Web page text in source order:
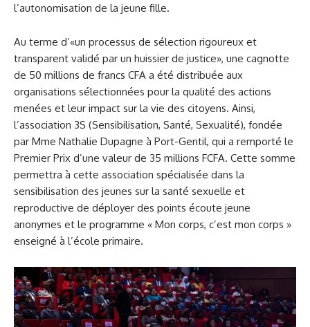
l’autonomisation de la jeune fille.
Au terme d’«un processus de sélection rigoureux et
transparent validé par un huissier de justice», une cagnotte
de 50 millions de francs CFA a été distribuée aux
organisations sélectionnées pour la qualité des actions
menées et leur impact sur la vie des citoyens. Ainsi,
l’association 3S (Sensibilisation, Santé, Sexualité), fondée
par Mme Nathalie Dupagne à Port-Gentil, qui a remporté le
Premier Prix d’une valeur de 35 millions FCFA. Cette somme
permettra à cette association spécialisée dans la
sensibilisation des jeunes sur la santé sexuelle et
reproductive de déployer des points écoute jeune
anonymes et le programme « Mon corps, c’est mon corps »
enseigné à l’école primaire.